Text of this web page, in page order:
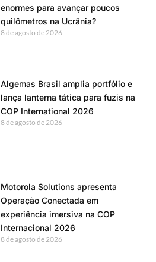
enormes para avançar poucos
quilômetros na Ucrânia?
8 de agosto de 2026
Algemas Brasil amplia portfólio e
lança lanterna tática para fuzis na
COP International 2026
8 de agosto de 2026
Motorola Solutions apresenta
Operação Conectada em
experiência imersiva na COP
Internacional 2026
8 de agosto de 2026